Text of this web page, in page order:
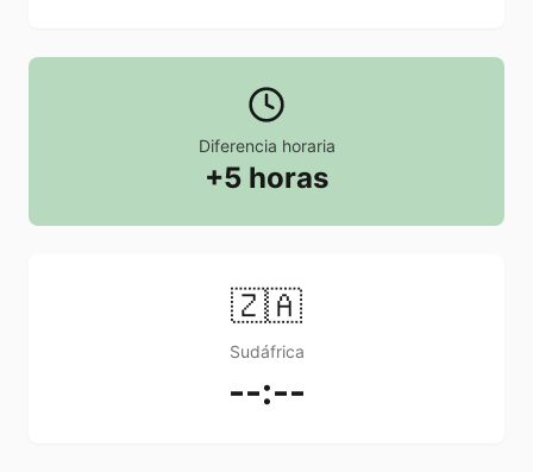
Diferencia horaria
+5 horas
🇿🇦
Sudáfrica
--:--